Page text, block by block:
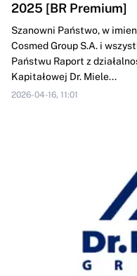
2025 [BR Premium]
Szanowni Państwo, w
Cosmed Group S.A. i
Państwu Raport z
Kapitałowej Dr. Miele...
2026-04-16, 11:01